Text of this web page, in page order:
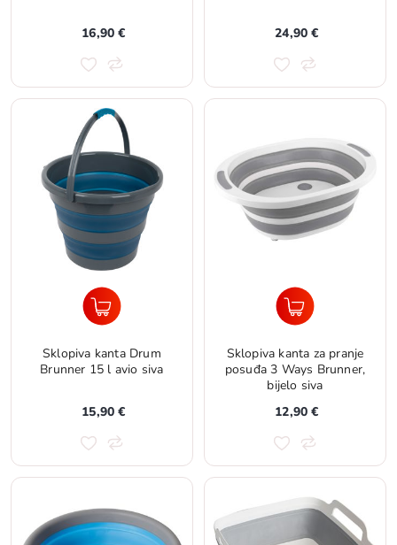
16,90 € 24,90 €
Sklopiva kanta Drum
Brunner 15 l avio siva
15,90 €
Sklopiva kanta za pranje
posuđa 3 Ways Brunner,
bijelo siva
12,90 €